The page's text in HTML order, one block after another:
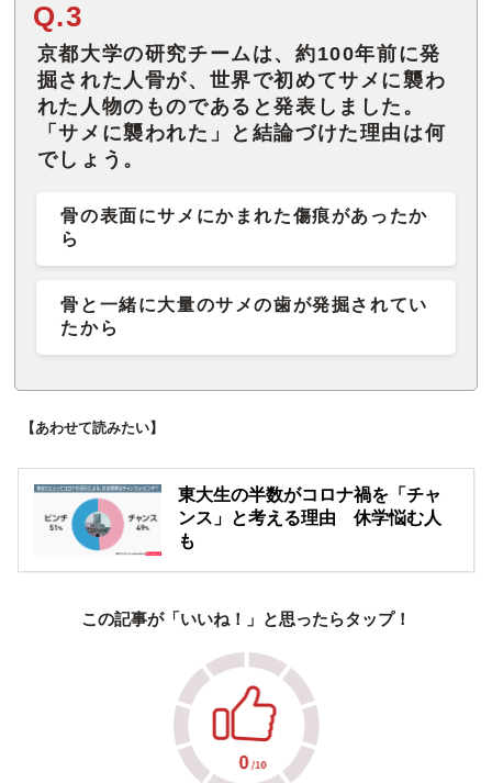
Q.3
京都大学の研究チームは、約100年前に発
掘された人骨が、世界で初めてサメに襲わ
れた人物のものであると発表しました。
「サメに襲われた」と結論づけた理由は何
でしょう。
骨の表面にサメにかまれた傷痕があったか
ら
骨と一緒に大量のサメの歯が発掘されてい
たから
【あわせて読みたい】
東大生の半数がコロナ禍を「チャ
ンス」と考える理由 休学悩む人
も
この記事が「いいね！」と思ったらタップ！